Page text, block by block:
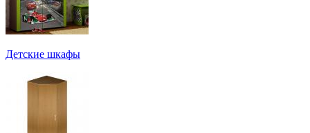
Детские шкафы